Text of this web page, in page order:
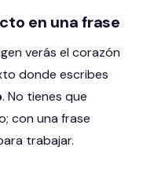
en una frase
verás el corazón
donde escribes
. No tienes que
con una frase
trabajar.